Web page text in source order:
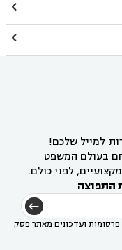


למייל שלכם!
בעולם המשפט
לפני כולם.
התפוצה
ועדכונים מאתר פסק